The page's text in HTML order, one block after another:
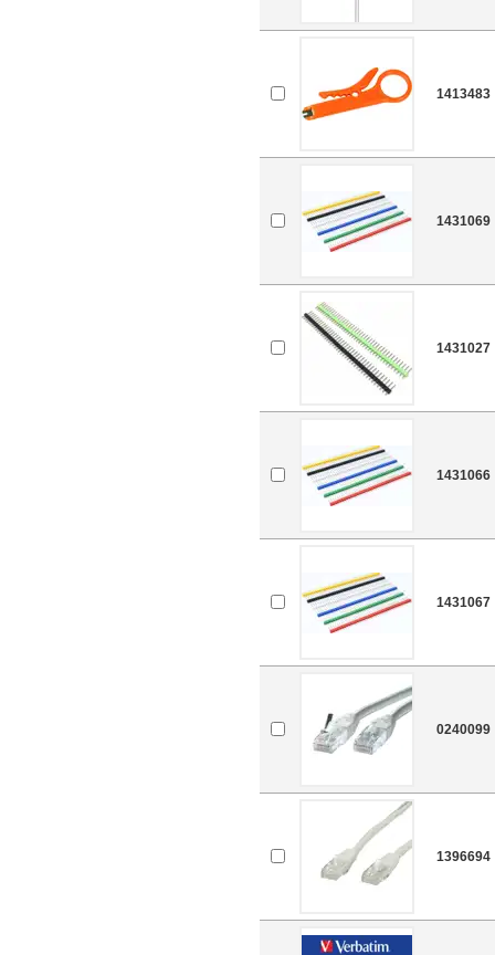
1413483
1431069
1431027
1431066
1431067
0240099
1396694